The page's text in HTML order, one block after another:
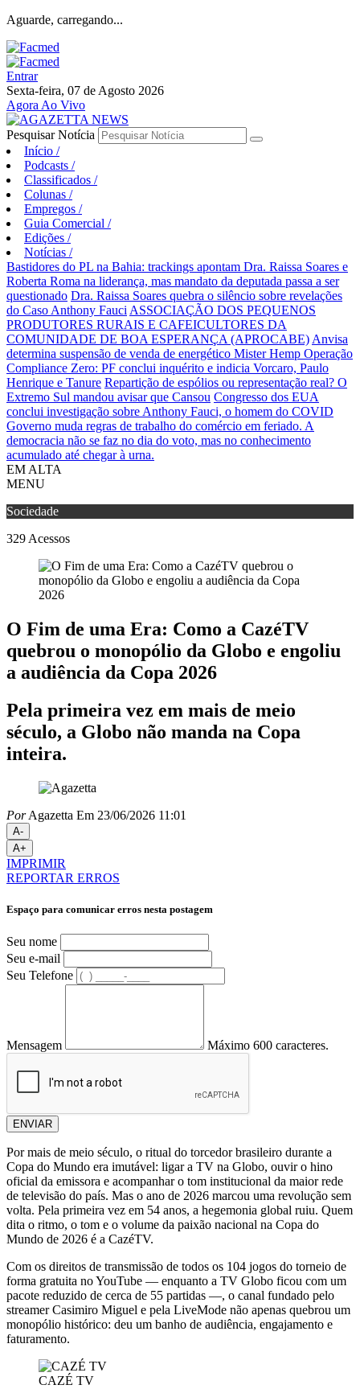
Aguarde, carregando...
Entrar
Sexta-feira, 07 de Agosto 2026
Agora Ao Vivo
Pesquisar Notícia
Início /
Podcasts /
Classificados /
Colunas /
Empregos /
Guia Comercial /
Edições /
Notícias /
Bastidores do PL na Bahia: trackings apontam Dra. Raissa Soares e
Roberta Roma na liderança, mas mandato da deputada passa a ser
questionado Dra. Raissa Soares quebra o silêncio sobre revelações
do Caso Anthony Fauci ASSOCIAÇÃO DOS PEQUENOS
PRODUTORES RURAIS E CAFEICULTORES DA
COMUNIDADE DE BOA ESPERANÇA (APROCABE) Anvisa
determina suspensão de venda de energético Mister Hemp Operação
Compliance Zero: PF conclui inquérito e indicia Vorcaro, Paulo
Henrique e Tanure Repartição de espólios ou representação real? O
Extremo Sul mandou avisar que Cansou Congresso dos EUA
conclui investigação sobre Anthony Fauci, o homem do COVID
Governo muda regras de trabalho do comércio em feriado. A
democracia não se faz no dia do voto, mas no conhecimento
acumulado até chegar à urna.
EM ALTA
MENU
Sociedade
329 Acessos
O Fim de uma Era: Como a CazéTV
quebrou o monopólio da Globo e engoliu
a audiência da Copa 2026
Pela primeira vez em mais de meio
século, a Globo não manda na Copa
inteira.
PorAgazetta Em 23/06/2026 11:01
A-
A+
IMPRIMIR
REPORTAR ERROS
Espaço para comunicar erros nesta postagem
Seu nome
Seu e-mail
Seu Telefone
Mensagem Máximo 600 caracteres.
ENVIAR
Por mais de meio século, o ritual do torcedor brasileiro durante a
Copa do Mundo era imutável: ligar a TV na Globo, ouvir o hino
oficial da emissora e acompanhar o tom institucional da maior rede
de televisão do país. Mas o ano de 2026 marcou uma revolução sem
volta. Pela primeira vez em 54 anos, a hegemonia global ruiu. Quem
dita o ritmo, o tom e o volume da paixão nacional na Copa do
Mundo de 2026 é a CazéTV.
Com os direitos de transmissão de todos os 104 jogos do torneio de
forma gratuita no YouTube — enquanto a TV Globo ficou com um
pacote reduzido de cerca de 55 partidas —, o canal fundado pelo
streamer Casimiro Miguel e pela LiveMode não apenas quebrou um
monopólio histórico: deu um banho de audiência, engajamento e
faturamento.
CAZÉ TV